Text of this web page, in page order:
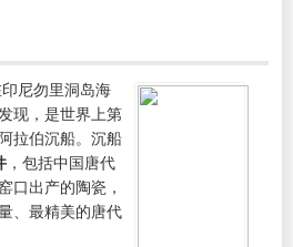
尼勿里洞岛海
现，是世界上第
拉伯沉船。沉船
，包括中国唐代
口出产的陶瓷，
、最精美的唐代